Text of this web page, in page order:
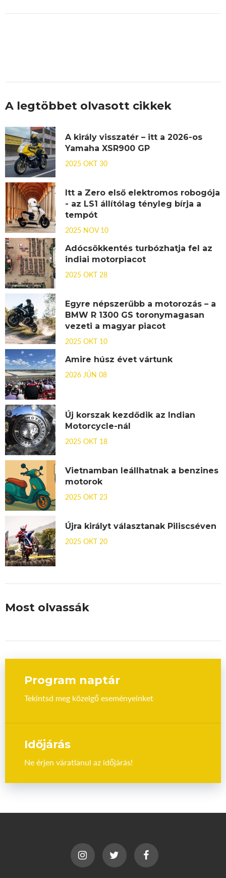
A legtöbbet olvasott cikkek
A király visszatér – itt a 2026-os
Yamaha XSR900 GP
2025 OKT 30
Itt a Zero első elektromos robogója
- az LS1 állítólag tényleg bírja a
tempót
2025 NOV 10
Adócsökkentés turbózhatja fel az
indiai motorpiacot
2025 OKT 28
Egyre népszerűbb a motorozás – a
BMW R 1300 GS toronymagasan
vezeti a magyar piacot
2025 OKT 10
Amire húsz évet vártunk
2026 JÚN 08
Új korszak kezdődik az Indian
Motorcycle-nál
2025 OKT 18
Vietnamban leállhatnak a benzines
motorok
2025 OKT 23
Újra királyt választanak Piliscséven
2025 OKT 20
Most olvassák
Program naptár
Tekintsd meg közelgő eseményeinket
Időjárás
Ne érjen váratlanul az időjárás!